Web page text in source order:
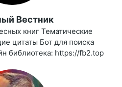
Вестник
книг Тематические
цитаты Бот для поиска
библиотека: https://fb2.top